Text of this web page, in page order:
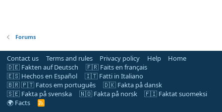
Forums
Contact us Terms and rules Privacy policy Help
Home
🇩🇪 Fakten auf Deutsch
🇫🇷 Faits en français
🇪🇸 Hechos en Español
🇮🇹 Fatti in Italiano
🇧🇷 🇵🇹 Fatos em português
🇩🇰 Fakta på dansk
🇸🇪 Fakta på svenska
🇳🇴 Fakta på norsk
🇫🇮 Faktat suomeksi
🌍 Facts
R